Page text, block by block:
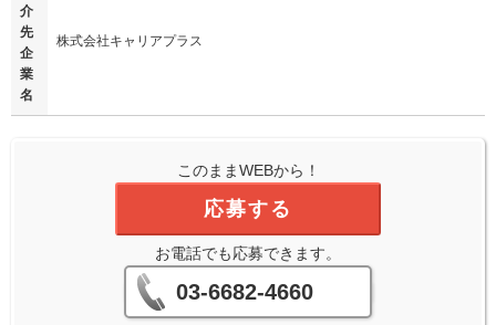
介
先
企
業
名
株式会社キャリアプラス
このままWEBから！
応募する
お電話でも応募できます。
03-6682-4660